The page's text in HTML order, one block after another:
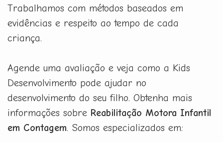
Trabalhamos com métodos baseados em
evidências e respeito ao tempo de cada
criança.
Agende uma avaliação e veja como a Kids
Desenvolvimento pode ajudar no
desenvolvimento do seu filho. Obtenha mais
informações sobre Reabilitação Motora Infantil
em Contagem. Somos especializados em: